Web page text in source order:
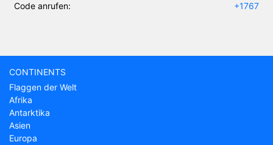
Code anrufen:
+1767
CONTINENTS
Flaggen der Welt
Afrika
Antarktika
Asien
Europa